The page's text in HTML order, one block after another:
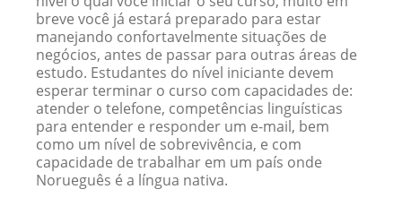
breve você já estará preparado para estar
manejando confortavelmente situações de
negócios, antes de passar para outras áreas de
estudo. Estudantes do nível iniciante devem
esperar terminar o curso com capacidades de:
atender o telefone, competências linguísticas
para entender e responder um e-mail, bem
como um nível de sobrevivência, e com
capacidade de trabalhar em um país onde
Norueguês é a língua nativa.